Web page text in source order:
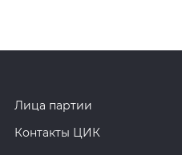
Лица партии
Контакты ЦИК